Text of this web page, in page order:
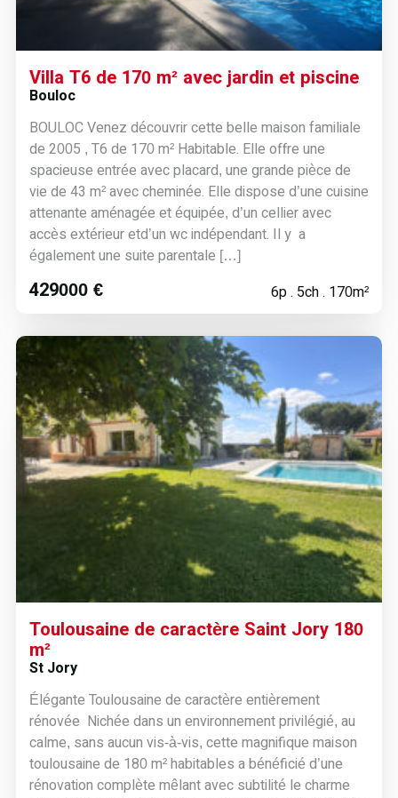
Villa T6 de 170 m² avec jardin et piscine
Bouloc
BOULOC Venez découvrir cette belle maison familiale
de 2005 , T6 de 170 m² Habitable. Elle offre une
spacieuse entrée avec placard, une grande pièce de
vie de 43 m² avec cheminée. Elle dispose d’une cuisine
attenante aménagée et équipée, d’un cellier avec
accès extérieur etd’un wc indépendant. Il y a
également une suite parentale […]
429000 € 6p . 5ch . 170m²
Toulousaine de caractère Saint Jory 180
m²
St Jory
Élégante Toulousaine de caractère entièrement
rénovée Nichée dans un environnement privilégié, au
calme, sans aucun vis-à-vis, cette magnifique maison
toulousaine de 180 m² habitables a bénéficié d’une
rénovation complète mêlant avec subtilité le charme